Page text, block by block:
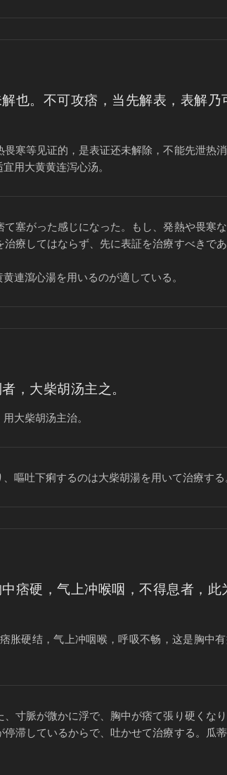
也。不可攻痞，当先解表，表解乃
寒等见证的，是表证还未解除，不能先泄热
用大黄黄连泻心汤。
塞がった感じになった。もし、発熱や畏寒
療してはならず、先に表証を治療すべきで
連瀉心湯を用いるのが適している。
，大柴胡汤主之。
大柴胡汤主治。
嘔吐下痢するのは大柴胡湯を用いて治療する
痞硬，气上冲喉咽，不得息者，此
胀硬结，气上冲咽喉，呼吸不畅，这是胸中
寸脈が微かに浮で、胸中が痞て張り硬くな
滞しているからで、吐かせて治療する。瓜